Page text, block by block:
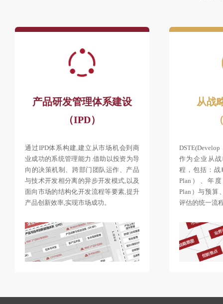
产品研发管理体系建设
（IPD）
通过IPD体系构建,建立从市场机会到商
业成功的系统管理能力.借助以投资为导
向的决策机制、跨部门团队运作、产品
与技术开发相分离的异步开发模式,以及
面向市场的结构化开发流程等要素,提升
产品创新效率,实现市场成功。
从战
作为企业从
程，包括：战
Plan）、年度
Plan）与预算
评估的统一流